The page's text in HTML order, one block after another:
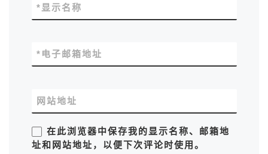
显示名称
*
电子邮箱地址
*
网站地址
在此浏览器中保存我的显示名称、邮箱地
址和网站地址，以便下次评论时使用。